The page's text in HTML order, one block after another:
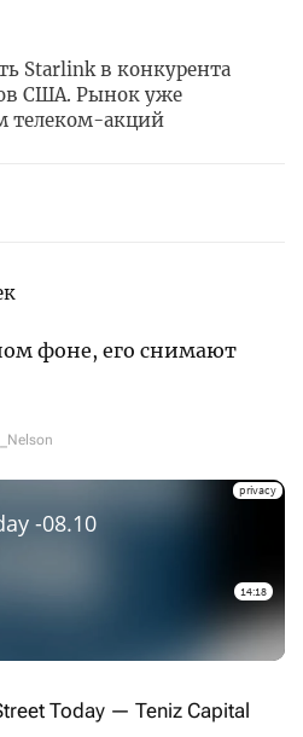
Starlink в конкурента
США. Рынок уже
телеком-акций
Today — Teniz Capital